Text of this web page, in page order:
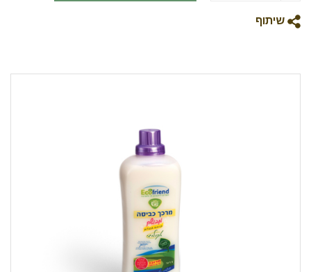
שיתוף